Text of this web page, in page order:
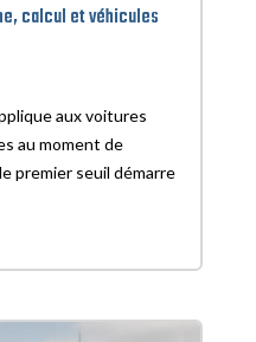
calcul et véhicules
aux voitures
au moment de
premier seuil démarre